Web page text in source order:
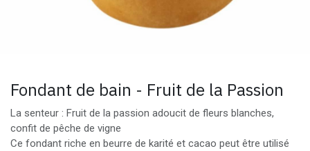
Fondant de bain - Fruit de la Passion
La senteur : Fruit de la passion adoucit de fleurs blanches,
confit de pêche de vigne
Ce fondant riche en beurre de karité et cacao peut être utilisé